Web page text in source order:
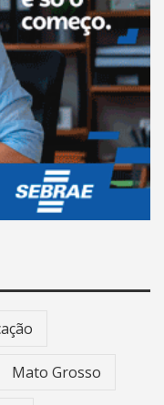
Mato Grosso